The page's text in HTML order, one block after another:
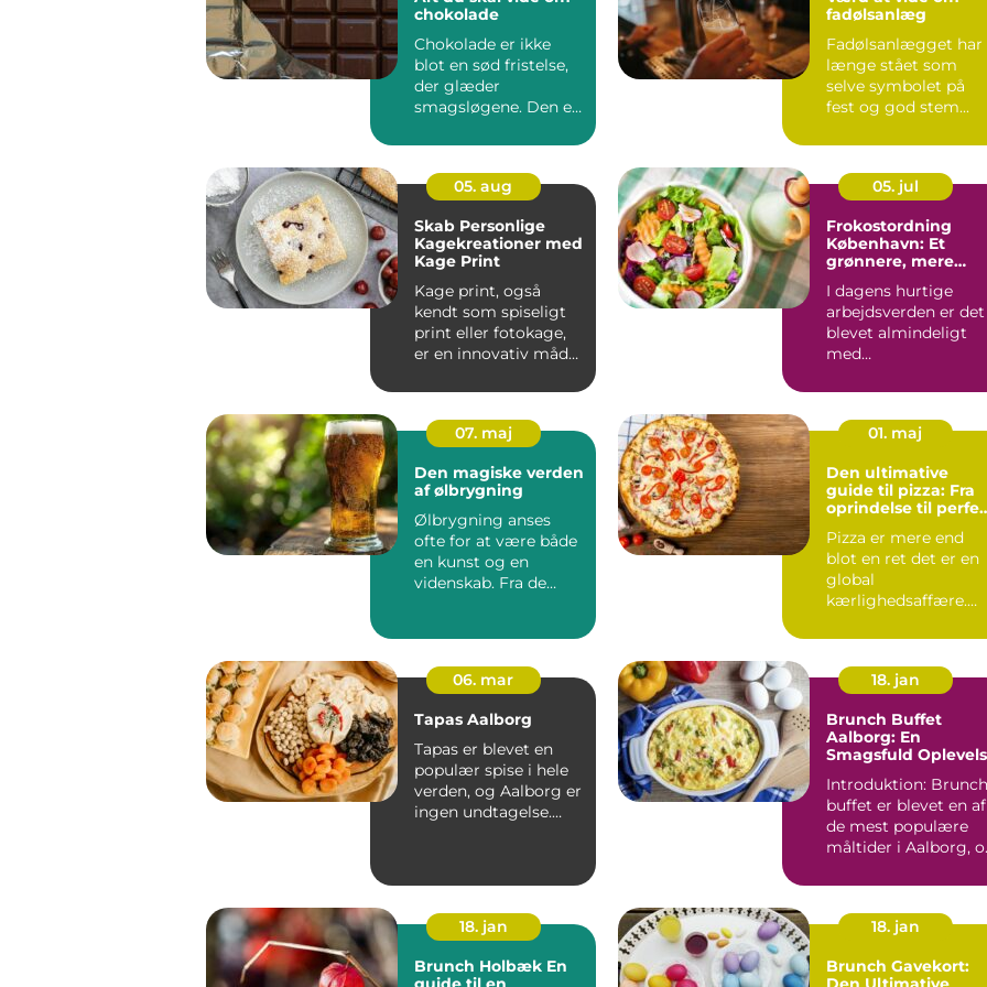
chokolade
Chokolade er ikke
blot en sød fristelse,
der glæder
smagsløgene. Den er
fadølsanlæg
Fadølsanlægget har
længe stået som
selve symbolet på
fest og god stem...
05. aug
Skab Personlige
Kagekreationer med
Kage Print
Kage print, også
kendt som spiseligt
print eller fotokage,
er en innovativ måde
05. jul
Frokostordning
København: Et
grønnere, mere
I dagens hurtige
arbejdsverden er det
blevet almindeligt
med
tilbyder virksomh...
07. maj
Den magiske verden
af ølbrygning
Ølbrygning anses
ofte for at være både
en kunst og en
videnskab. Fra de
01. maj
Den ultimative
guide til pizza: Fra
oprindelse til
Pizza er mere end
blot en ret det er en
global
kærlighedsaffære.
konstruktion, men
uend...
06. mar
Tapas Aalborg
Tapas er blevet en
populær spise i hele
verden, og Aalborg er
ingen undtagelse.
18. jan
Brunch Buffet
Aalborg: En
Smagsfuld
Introduktion: Brunch
buffet er blevet en af
de mest populære
måltider i Aalborg,
18. jan
Brunch Holbæk En
18. jan
Brunch Gavekort: